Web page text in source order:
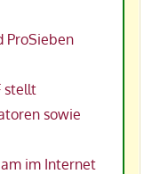
ProSieben
stellt
sowie
im Internet